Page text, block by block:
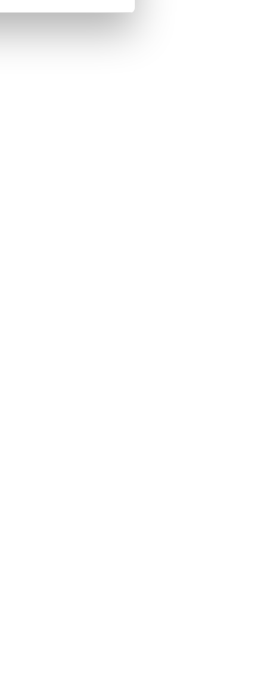
anbieten zu können
Verwendung unserer
diese Informationen
Rahmen Ihrer Nutzung